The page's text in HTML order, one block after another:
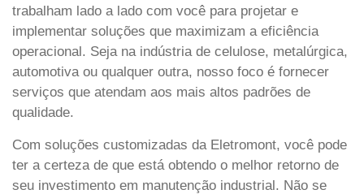
trabalham lado a lado com você para projetar e
implementar soluções que maximizam a eficiência
operacional. Seja na indústria de celulose, metalúrgica,
automotiva ou qualquer outra, nosso foco é fornecer
serviços que atendam aos mais altos padrões de
qualidade.
Com soluções customizadas da Eletromont, você pode
ter a certeza de que está obtendo o melhor retorno de
seu investimento em manutenção industrial. Não se